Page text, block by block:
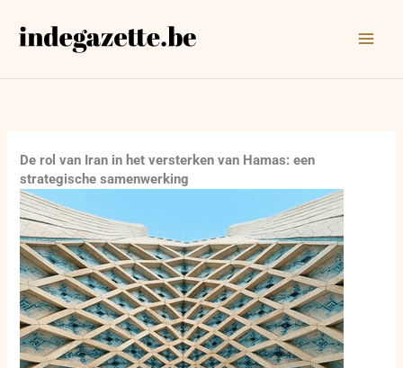
naar
De rol van Iran in het versterken van Hamas: een
strategische samenwerking